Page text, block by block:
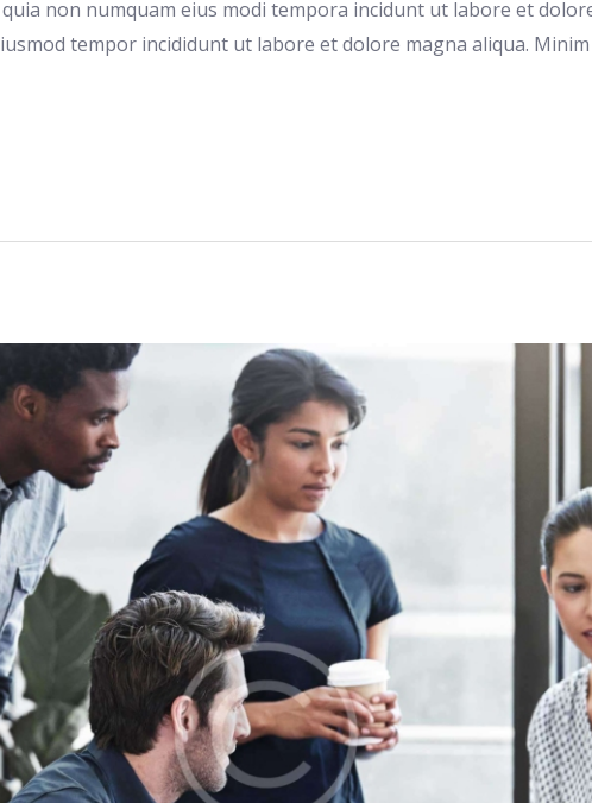
non numquam eius modi tempora incidunt ut labore et
tempor incididunt ut labore et dolore magna aliqua.